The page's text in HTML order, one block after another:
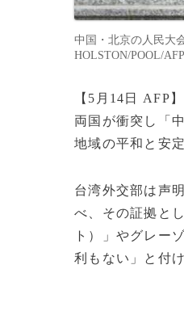
中国・北京の人民大
HOLSTON/POOL/AFP
【5月14日 AFP
両国が衝突し「
地域の平和と安
台湾外交部は声
べ、その証拠と
ト）」やグレー
利もない」と付